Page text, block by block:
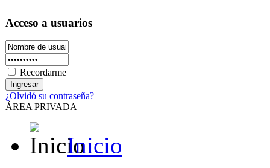
Acceso a usuarios
Recordarme
¿Olvidó su contraseña?
ÁREA PRIVADA
Inicio